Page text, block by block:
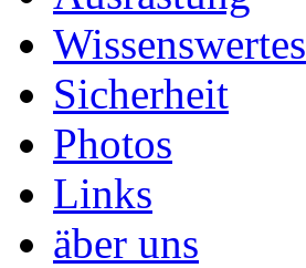
Wissenswertes
Sicherheit
Photos
Links
äber uns